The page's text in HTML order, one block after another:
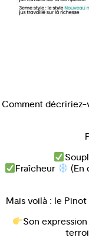
Comment
Fraîcheur
(En
Mais voilà : le
Son